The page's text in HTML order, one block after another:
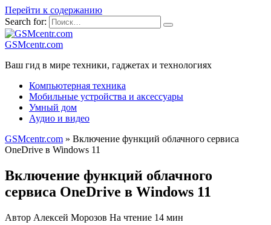
Перейти к содержанию
Search for:
GSMcentr.com
Ваш гид в мире техники, гаджетах и технологиях
Компьютерная техника
Мобильные устройства и аксессуары
Умный дом
Аудио и видео
GSMcentr.com » Включение функций облачного сервиса
OneDrive в Windows 11
Включение функций облачного
сервиса OneDrive в Windows 11
Автор Алексей Морозов На чтение 14 мин